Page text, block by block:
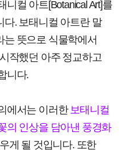
컬 아트[Botanical Art]를
다. 보태니컬 아트란 말
뜻으로 식물학에서
작했던 아주 정교하고
를 말합니다.
에서는 이러한보태니컬
의 인상을 담아낸 풍경화
게 될 것입니다. 또한